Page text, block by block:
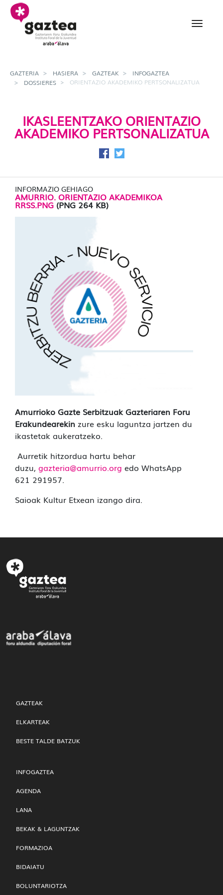
Eduki nagusira joan
Orientazio akademiko
GAZTERIA HASIERA GAZTEAK
INFOGAZTEA
DOSSIERES
ORIENTAZIO AKADEMIKO PERTSONALIZATUA
IKASLEENTZAKO ORIENTAZIO
AKADEMIKO PERTSONALIZATUA
Facebook-en partekatu
Twitter-en partekatu
INFORMAZIO GEHIAGO
AMURRIO. ORIENTAZIO AKADEMIKOA
RRSS.PNG (PNG 264 KB)
Amurrioko Gazte Serbitzuak Gazteriaren Foru
Erakundearekin zure esku laguntza jartzen du
ikastetak aukeratzeko.
Aurretik hitzordua hartu behar
duzu, gazteria@amurrio.org edo WhatsApp
621 291957.
Saioak Kultur Etxean izango dira.
GAZTEAK
ELKARTEAK
BESTE TALDE BATZUK
INFOGAZTEA
AGENDA
LANA
BEKAK & LAGUNTZAK
FORMAZIOA
BIDAIATU
BOLUNTARIOTZA